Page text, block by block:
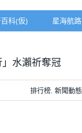
科(仮) 星海航路
水瀨祈奪冠
排行榜, 新聞動態